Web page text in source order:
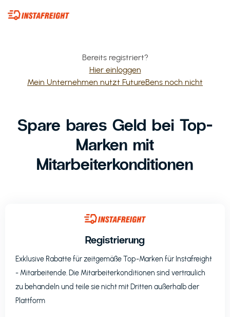
Bereits registriert?
Hier einloggen
Mein Unternehmen nutzt FutureBens noch nicht
Spare bares Geld bei Top-
Marken mit
Mitarbeiterkonditionen
Registrierung
Exklusive Rabatte für zeitgemäße Top-Marken für Instafreight
- Mitarbeitende. Die Mitarbeiterkonditionen sind vertraulich
zu behandeln und teile sie nicht mit Dritten außerhalb der
Plattform